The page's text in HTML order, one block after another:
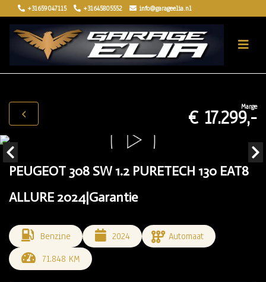
+31659047115 +31645805552 info@garageelia.nl
Marge
€ 17.299,-
PEUGEOT 308 SW 1.2 PURETECH 130 EAT8
ALLURE 2024|Garantie
Benzine 2024
Automaat
71.848 KM